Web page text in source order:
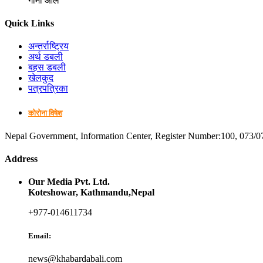
Quick Links
अन्तर्राष्ट्रिय
अर्थ डबली
बहस डबली
खेलकुद
पत्रपत्रिका
कोरोना विषेश
Nepal Government, Information Center, Register Number:100, 073/
Address
Our Media Pvt. Ltd.
Koteshowar, Kathmandu,Nepal
+977-014611734
Email:
news@khabardabali.com